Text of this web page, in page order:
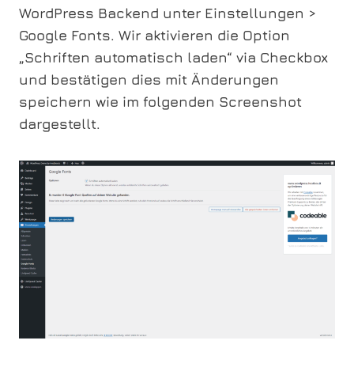
WordPress Backend unter Einstellungen >
Google Fonts. Wir aktivieren die Option
„Schriften automatisch laden“ via Checkbox
und bestätigen dies mit Änderungen
speichern wie im folgenden Screenshot
dargestellt.